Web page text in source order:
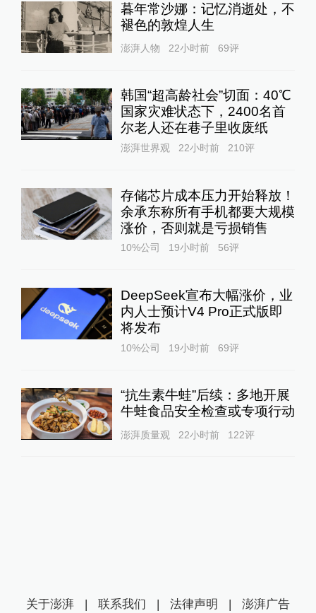
暮年常沙娜：记忆消逝处，不
褪色的敦煌人生
澎湃人物 22小时前 69评
韩国“超高龄社会”切面：40℃
国家灾难状态下，2400名首
尔老人还在巷子里收废纸
澎湃世界观 22小时前 210评
存储芯片成本压力开始释放！
余承东称所有手机都要大规模
涨价，否则就是亏损销售
10%公司 19小时前 56评
DeepSeek宣布大幅涨价，业
内人士预计V4 Pro正式版即
将发布
10%公司 19小时前 69评
“抗生素牛蛙”后续：多地开展
牛蛙食品安全检查或专项行动
澎湃质量观 22小时前 122评
关于澎湃 | 联系我们 | 法律声明 | 澎湃广告